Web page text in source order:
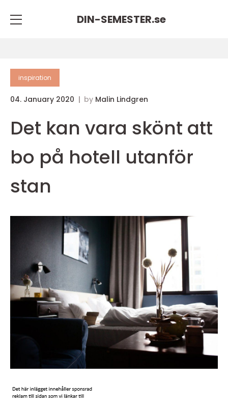
DIN-SEMESTER.se
inspiration
04. January 2020 by Malin Lindgren
Det kan vara skönt att
bo på hotell utanför
stan